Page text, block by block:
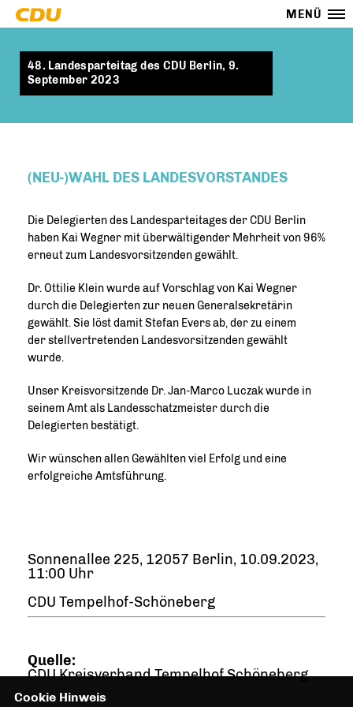
MENÜ
48. Landesparteitag des CDU Berlin, 9.
September 2023
(NEU-)WAHL DES LANDESVORSTANDES
Die Delegierten des Landesparteitages der CDU Berlin
haben Kai Wegner mit überwältigender Mehrheit von 96%
erneut zum Landesvorsitzenden gewählt.
Dr. Ottilie Klein wurde auf Vorschlag von Kai Wegner
durch die Delegierten zur neuen Generalsekretärin
gewählt. Sie löst damit Stefan Evers ab, der zu einem
der stellvertretenden Landesvorsitzenden gewählt
wurde.
Unser Kreisvorsitzende Dr. Jan-Marco Luczak wurde in
seinem Amt als Landesschatzmeister durch die
Delegierten bestätigt.
Wir wünschen allen Gewählten viel Erfolg und eine
erfolgreiche Amtsführung.
Sonnenallee 225, 12057 Berlin, 10.09.2023,
11:00 Uhr
CDU Tempelhof-Schöneberg
Quelle:
CDU Kreisverband Tempelhof Schöneberg
Cookie Hinweis